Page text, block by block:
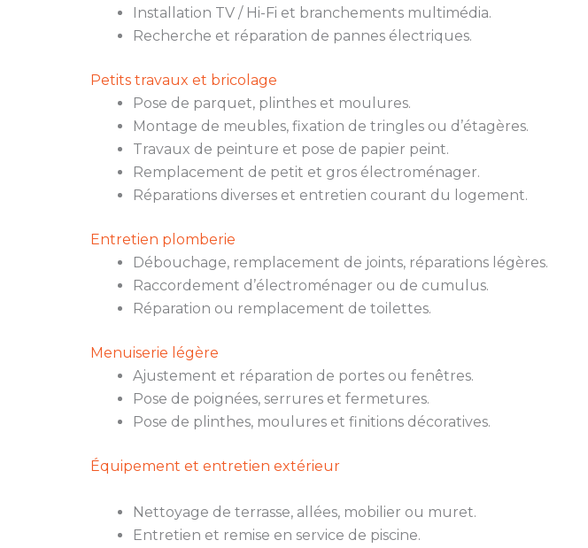
Installation TV / Hi-Fi et branchements multimédia.
Recherche et réparation de pannes électriques.
Petits travaux et bricolage
Pose de parquet, plinthes et moulures.
Montage de meubles, fixation de tringles ou d’étagères.
Travaux de peinture et pose de papier peint.
Remplacement de petit et gros électroménager.
Réparations diverses et entretien courant du logement.
Entretien plomberie
Débouchage, remplacement de joints, réparations légères.
Raccordement d’électroménager ou de cumulus.
Réparation ou remplacement de toilettes.
Menuiserie légère
Ajustement et réparation de portes ou fenêtres.
Pose de poignées, serrures et fermetures.
Pose de plinthes, moulures et finitions décoratives.
Équipement et entretien extérieur
Nettoyage de terrasse, allées, mobilier ou muret.
Entretien et remise en service de piscine.